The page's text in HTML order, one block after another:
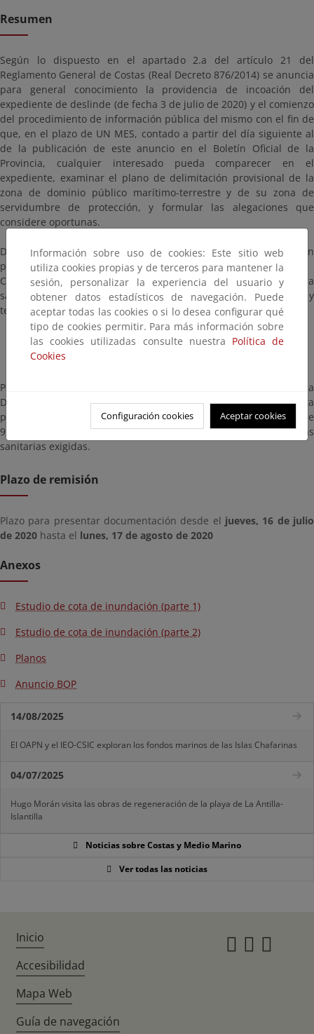
Resumen
Según lo dispuesto en el apartado 2.a del artículo 21 del
Reglamento General de Costas (Real Decreto 876/2014) se anuncia
para general conocimiento la providencia de incoación del
expediente de deslinde (de fecha 3 de julio de 2020) y el comienzo
del procedimiento de información pública del mismo con el fin de
que, en el plazo de UN MES, contado a partir del día siguiente al
de la publicación de este anuncio en el Boletín Oficial de la
Provincia, cualquier interesado pueda comparecer en el
expediente, examinar el plano de delimitación provisional de la
zona de dominio público marítimo-terrestre y de su zona de
servidumbre de protección, y formular las alegaciones que
considere oportunas.
Dichos planos con la delimitación provisional se encuentran
publicados en esta misma página.
Como medida de prevención de riesgos frente al COVID-19, para
salvaguardar la salud de todos, se prioriza la atención telefónica y
telemática.
Teléfono: 95 222 26 79
Correo electrónico: Bzn-dcmalaga@miteco.es
Para el caso de atención presencial en las oficinas de la
Demarcación de Costas Andalucía-Mediterráneo será precisa cita
previa en horario de atención al público (en días laborables de
9:00 a 14:00), donde se le indicarán además las medidas
sanitarias exigidas.
Plazo de remisión
Plazo para presentar documentación desde el jueves, 16 de julio
de 2020 hasta el lunes, 17 de agosto de 2020
Anexos
Estudio de cota de inundación (parte 1)
Estudio de cota de inundación (parte 2)
Planos
Anuncio BOP
14/08/2025
El OAPN y el IEO-CSIC exploran los fondos marinos de las Islas Chafarinas
04/07/2025
Hugo Morán visita las obras de regeneración de la playa de La Antilla-
Islantilla
Noticias sobre Costas y Medio Marino
Ver todas las noticias
Información sobre uso de cookies: Este sitio web
utiliza cookies propias y de terceros para mantener la
sesión, personalizar la experiencia del usuario y
obtener datos estadísticos de navegación. Puede
aceptar todas las cookies o si lo desea configurar qué
tipo de cookies permitir. Para más información sobre
las cookies utilizadas consulte nuestra Política de
Cookies
Configuración cookies Aceptar cookies
Inicio
Accesibilidad
Mapa Web
Guía de navegación